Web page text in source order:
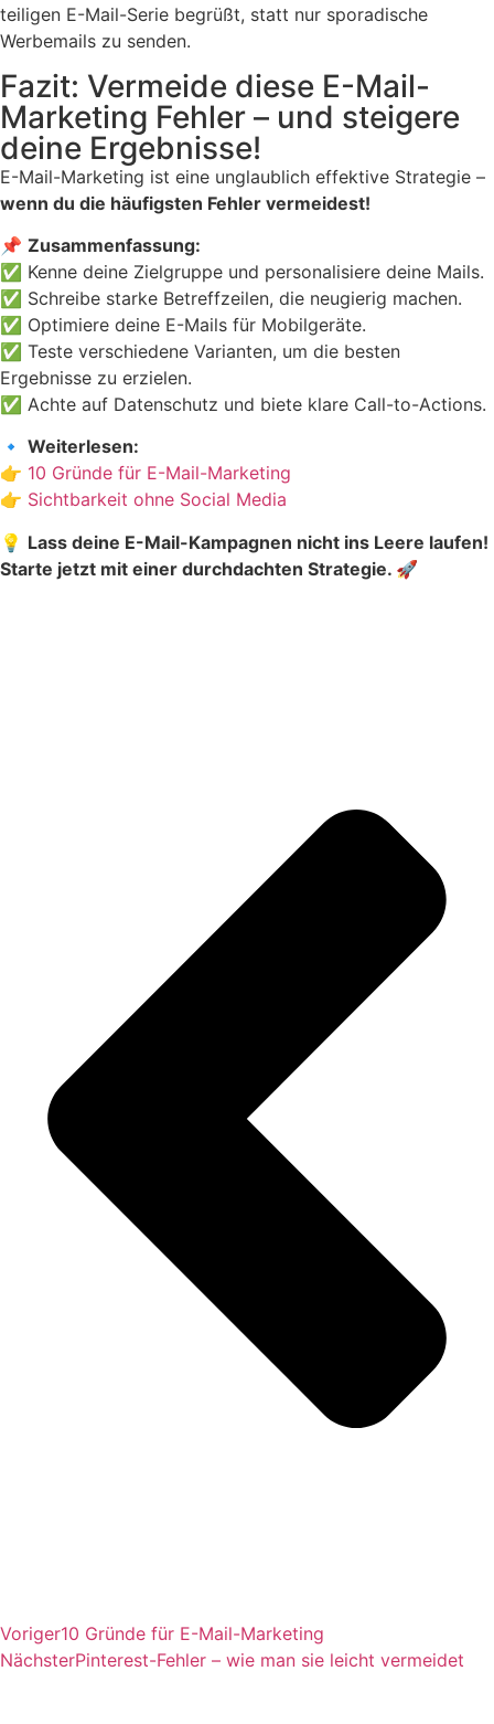
teiligen E-Mail-Serie begrüßt, statt nur sporadische
Werbemails zu senden.
Fazit: Vermeide diese E-Mail-
Marketing Fehler – und steigere
deine Ergebnisse!
E-Mail-Marketing ist eine unglaublich effektive Strategie –
wenn du die häufigsten Fehler vermeidest!
📌 Zusammenfassung:
✅ Kenne deine Zielgruppe und personalisiere deine Mails.
✅ Schreibe starke Betreffzeilen, die neugierig machen.
✅ Optimiere deine E-Mails für Mobilgeräte.
✅ Teste verschiedene Varianten, um die besten
Ergebnisse zu erzielen.
✅ Achte auf Datenschutz und biete klare Call-to-Actions.
🔹 Weiterlesen:
👉 10 Gründe für E-Mail-Marketing
👉 Sichtbarkeit ohne Social Media
💡 Lass deine E-Mail-Kampagnen nicht ins Leere laufen!
Starte jetzt mit einer durchdachten Strategie. 🚀
Voriger10 Gründe für E-Mail-Marketing
NächsterPinterest-Fehler – wie man sie leicht vermeidet